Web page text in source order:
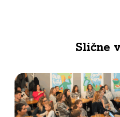
Slične